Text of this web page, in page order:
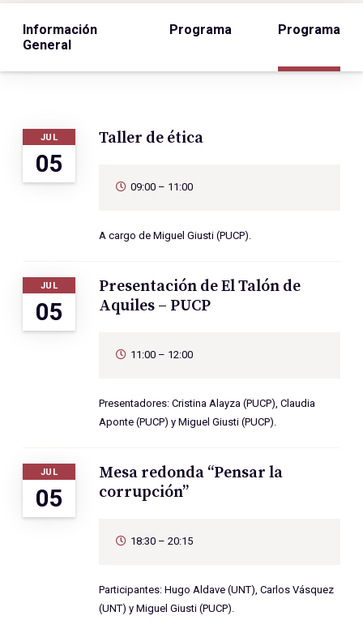
Información
General
Programa Programa
JUL
05
Taller de ética
09:00 – 11:00
A cargo de Miguel Giusti (PUCP).
JUL
05
Presentación de El Talón de
Aquiles – PUCP
11:00 – 12:00
Presentadores: Cristina Alayza (PUCP), Claudia
Aponte (PUCP) y Miguel Giusti (PUCP).
JUL
05
Mesa redonda “Pensar la
corrupción”
18:30 – 20:15
Participantes: Hugo Aldave (UNT), Carlos Vásquez
(UNT) y Miguel Giusti (PUCP).